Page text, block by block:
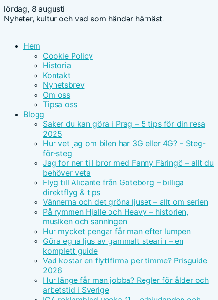
lördag, 8 augusti
Nyheter, kultur och vad som händer härnäst.
Hem
Cookie Policy
Historia
Kontakt
Nyhetsbrev
Om oss
Tipsa oss
Blogg
Saker du kan göra i Prag – 5 tips för din resa
2025
Hur vet jag om bilen har 3G eller 4G? – Steg-
för-steg
Jag for ner till bror med Fanny Färingö – allt du
behöver veta
Flyg till Alicante från Göteborg – billiga
direktflyg & tips
Vännerna och det gröna ljuset – allt om serien
På rymmen Hjalle och Heavy – historien,
musiken och sanningen
Hur mycket pengar får man efter lumpen
Göra egna ljus av gammalt stearin – en
komplett guide
Vad kostar en flyttfirma per timme? Prisguide
2026
Hur länge får man jobba? Regler för ålder och
arbetstid i Sverige